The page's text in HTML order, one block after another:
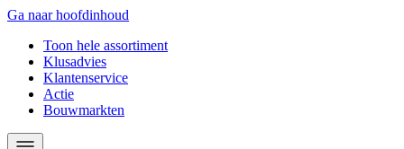
Ga naar hoofdinhoud
Toon hele assortiment
Klusadvies
Klantenservice
Actie
Bouwmarkten